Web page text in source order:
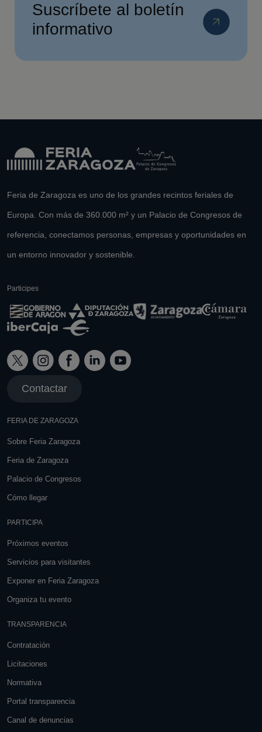
Suscríbete al boletín
informativo
Feria de Zaragoza es uno de los grandes recintos feriales de
Europa. Con más de 360.000 m² y un Palacio de Congresos de
referencia, conectamos personas, empresas y oportunidades en
un entorno innovador y sostenible.
Participes
Contactar
FERIA DE ZARAGOZA
Sobre Feria Zaragoza
Feria de Zaragoza
Palacio de Congresos
Cómo llegar
PARTICIPA
Próximos eventos
Servicios para visitantes
Exponer en Feria Zaragoza
Organiza tu evento
TRANSPARENCIA
Contratación
Licitaciones
Normativa
Portal transparencia
Canal de denuncias